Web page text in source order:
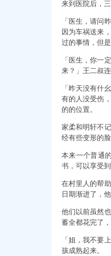
来到医院后，
「医生，请问
因为车祸送来
过的事情，但
「医生，你一
来？」王二叔
「昨天没有什
有的人没受伤
的的位置。
家柔和明轩不
经有些变形的脸
本来一个普通
书，可以享受
在村里人的帮
日期渐进了，
他们以前虽然
蓄全都花完了
「姐，我不要
孩成熟起来。